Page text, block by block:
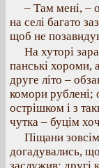
– Там мені, –
на селі багато
щоб не
На хуторі
панські хороми,
друге літо –
комори рублені;
острішком і з
чутка – буцім
Піщани
догадувались,